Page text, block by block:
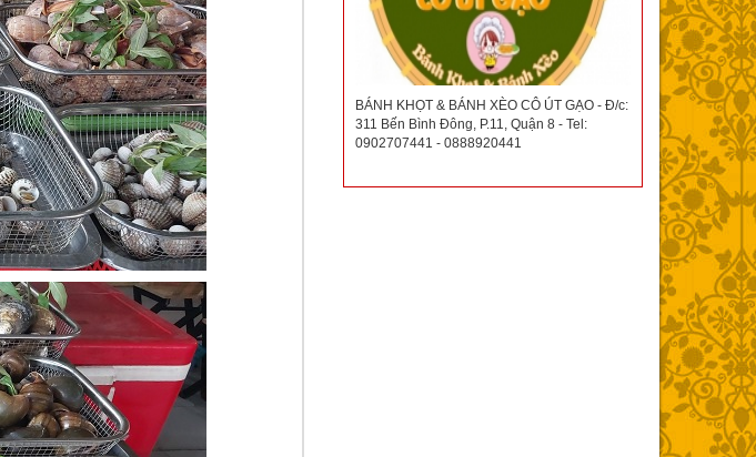
BÁNH KHỌT & BÁNH XÈO CÔ ÚT GẠO - Đ/c:
311 Bến Bình Đông, P.11, Quận 8 - Tel:
0902707441 - 0888920441